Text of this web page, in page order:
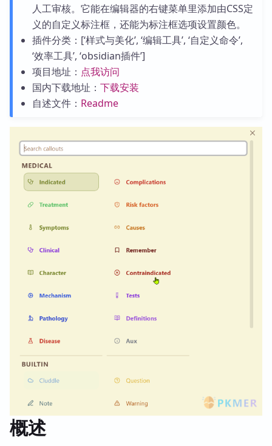
人工审核。它能在编辑器的右键菜单里添加由CSS定
义的自定义标注框，还能为标注框选项设置颜色。
插件分类：[‘样式与美化’, ‘编辑工具’, ‘自定义命令’,
‘效率工具’, ‘obsidian插件’]
项目地址： 点我访问
国内下载地址： 下载安装
自述文件： Readme
概述